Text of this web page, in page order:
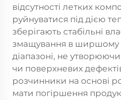
відсутності летких
руйнуватися під дією
зберігають стабільні
змащування в ширшому
діапазоні, не
чи поверхневих
розчинники на основі
мати погіршення